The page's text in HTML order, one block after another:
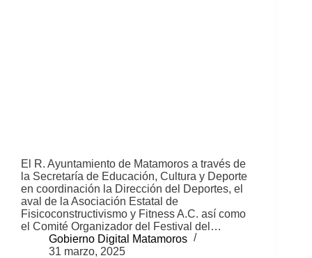
El R. Ayuntamiento de Matamoros a través de
la Secretaría de Educación, Cultura y Deporte
en coordinación la Dirección del Deportes, el
aval de la Asociación Estatal de
Fisicoconstructivismo y Fitness A.C. así como
el Comité Organizador del Festival del…
Gobierno Digital Matamoros
31 marzo, 2025